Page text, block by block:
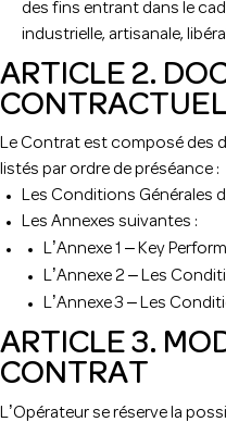
des fins entrant dans le
industrielle, artisanale,
ARTICLE 2.
Le Contrat est composé des
listés par ordre de préséance :
Les Conditions Générales
Les Annexes suivantes :
L’Annexe 1 – Key
L’Annexe 2 – Les
L’Annexe 3 – Les
ARTICLE 3.
CONTRAT
L’Opérateur se réserve la